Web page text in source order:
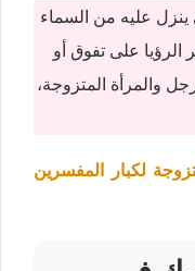
عليه من السماء
على تفوق أو
والمرأة المتزوجة،
لكبار المفسرين